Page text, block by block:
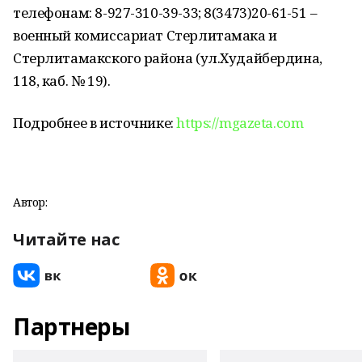
телефонам: 8-927-310-39-33; 8(3473)20-61-51 –
военный комиссариат Стерлитамака и
Стерлитамакского района (ул.Худайбердина,
118, каб. № 19).
Подробнее в источнике:https://mgazeta.com
Автор:
Читайте нас
Партнеры